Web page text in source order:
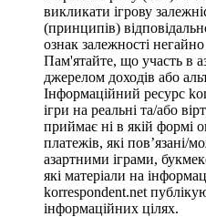
викликати ігрову
(принципів)
ознак залежності негайно
Пам'ятайте, що участь в
джерелом доходів або
Інформаційний ресурс
ігри на реальні та/або
приймає ні в якій формі
платежів, які пов’язані/
азартними іграми,
які матеріали на
korrespondent.net
інформаційних цілях.